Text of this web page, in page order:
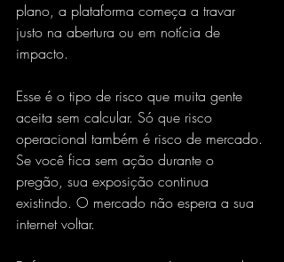
plano, a plataforma começa a travar
justo na abertura ou em notícia de
impacto.
Esse é o tipo de risco que muita gente
aceita sem calcular. Só que risco
operacional também é risco de mercado.
Se você fica sem ação durante o
pregão, sua exposição continua
existindo. O mercado não espera a sua
internet voltar.